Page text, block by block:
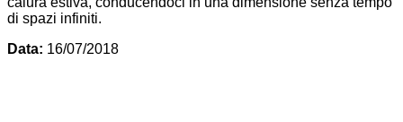
di spazi infiniti.
Data: 16/07/2018